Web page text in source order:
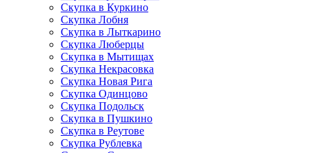
Скупка в Куркино
Скупка Лобня
Скупка в Лыткарино
Скупка Люберцы
Скупка в Мытищах
Скупка Некрасовка
Скупка Новая Рига
Скупка Одинцово
Скупка Подольск
Скупка в Пушкино
Скупка в Реутове
Скупка Рублевка